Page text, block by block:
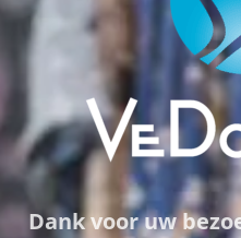
Dank voor uw